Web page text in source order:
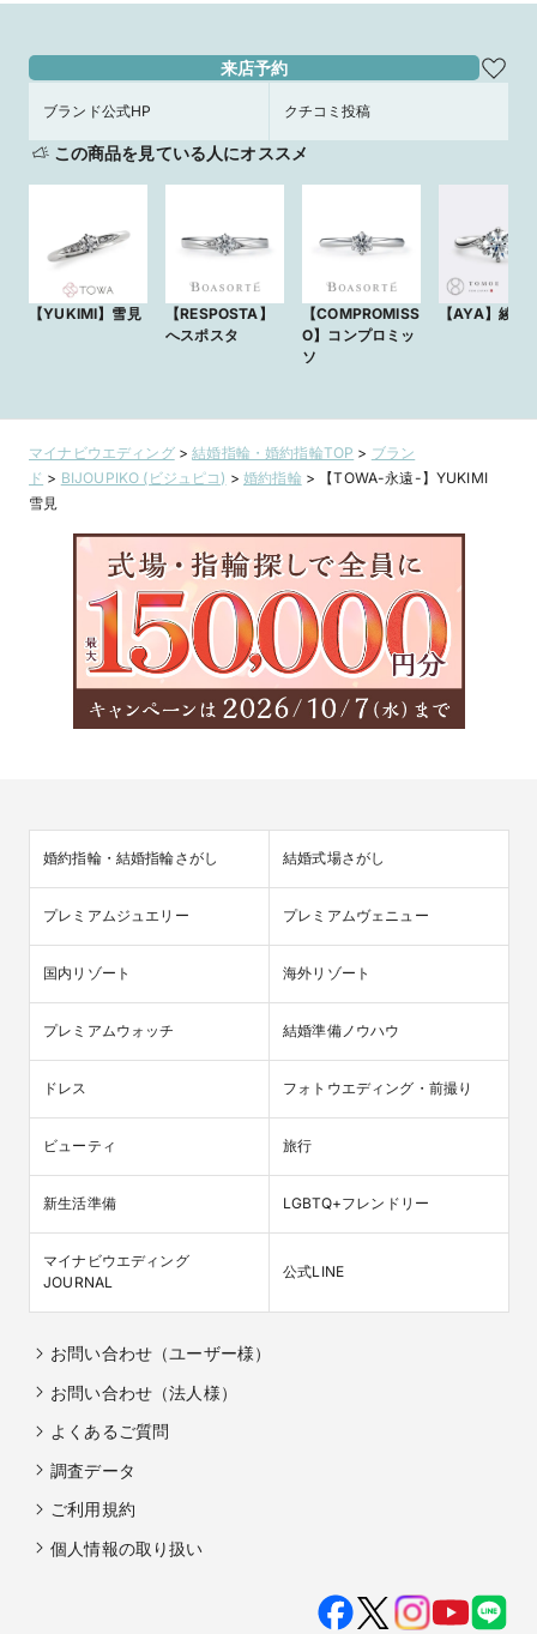
来店予約
ブランド公式HP クチコミ投稿
この商品を見ている人にオススメ
【YUKIMI】雪見
【RESPOSTA】
へスポスタ
【COMPROMISS
O】コンプロミッ
ソ
【AYA】綾
マイナビウエディング>結婚指輪・婚約指輪TOP > ブラン
ド > BIJOUPIKO (ビジュピコ) >婚約指輪 >
【TOWA-永遠-】YUKIMI
雪見
婚約指輪・結婚指輪さがし 結婚式場さがし
プレミアムジュエリー プレミアムヴェニュー
国内リゾート 海外リゾート
プレミアムウォッチ 結婚準備ノウハウ
ドレス フォトウエディング・前撮り
ビューティ 旅行
新生活準備 LGBTQ+フレンドリー
マイナビウエディング
JOURNAL
公式LINE
お問い合わせ（ユーザー様）
お問い合わせ（法人様）
よくあるご質問
調査データ
ご利用規約
個人情報の取り扱い